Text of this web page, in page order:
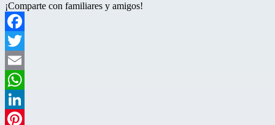
¡Comparte con familiares y amigos!
Facebook
Twitter
Email
WhatsApp
LinkedIn